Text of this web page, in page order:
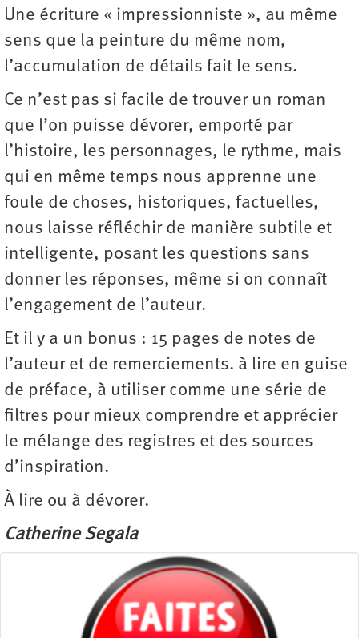
Une écriture « impressionniste », au même
sens que la peinture du même nom,
l’accumulation de détails fait le sens.
Ce n’est pas si facile de trouver un roman
que l’on puisse dévorer, emporté par
l’histoire, les personnages, le rythme, mais
qui en même temps nous apprenne une
foule de choses, historiques, factuelles,
nous laisse réfléchir de manière subtile et
intelligente, posant les questions sans
donner les réponses, même si on connaît
l’engagement de l’auteur.
Et il y a un bonus : 15 pages de notes de
l’auteur et de remerciements. à lire en guise
de préface, à utiliser comme une série de
filtres pour mieux comprendre et apprécier
le mélange des registres et des sources
d’inspiration.
À lire ou à dévorer.
Catherine Segala